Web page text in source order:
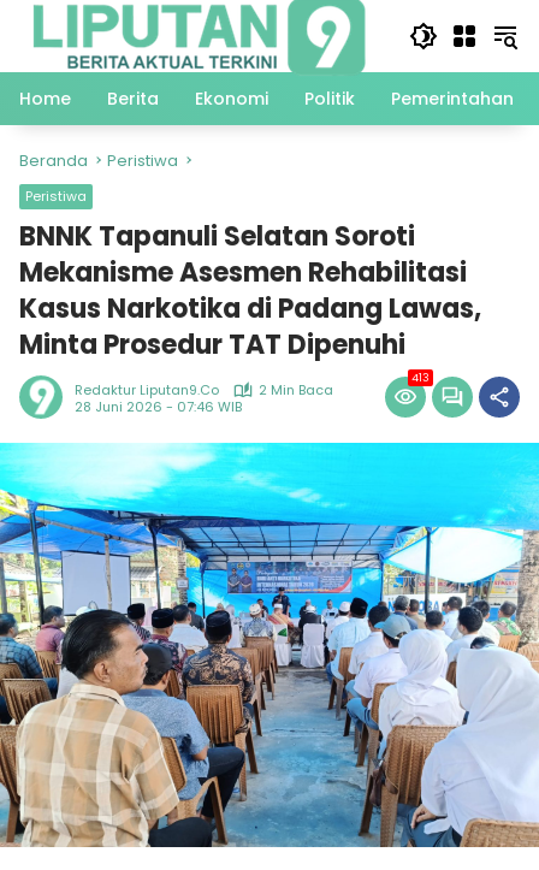
Langsung
Home
Berita Ekonomi Politik Pemerintahan
Beranda Peristiwa
Peristiwa
BNNK Tapanuli Selatan Soroti
Mekanisme Asesmen Rehabilitasi
Kasus Narkotika di Padang Lawas,
Minta Prosedur TAT Dipenuhi
Redaktur Liputan9.co
2 Min Baca
28 Juni 2026 - 07:46 WIB
413